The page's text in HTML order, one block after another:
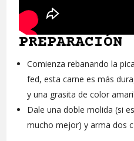
PREPARACIÓN
Comienza rebanando la
fed, esta carne es más
y una grasita de color
Dale una doble molida (si
mucho mejor) y arma dos